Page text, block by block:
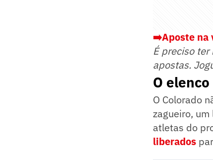
➡️Aposte na
É preciso
apostas.
O
O Colorado
zagueiro,
atletas do
liberados